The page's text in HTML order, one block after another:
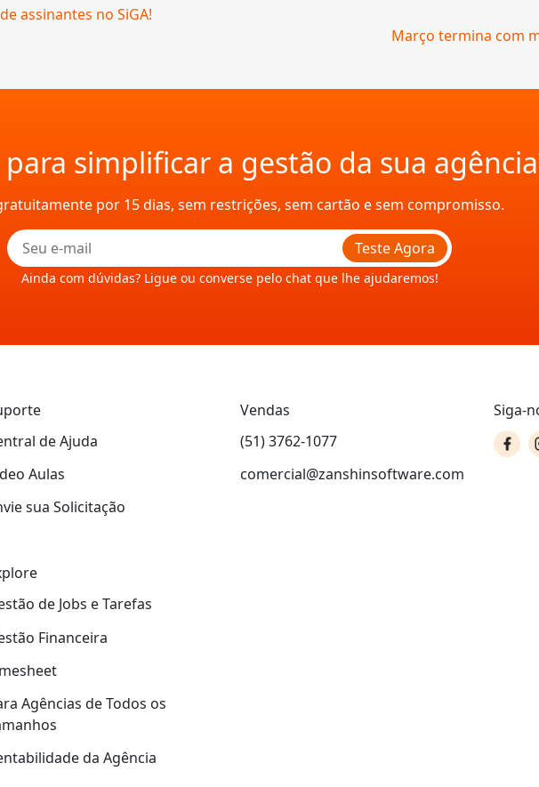
assinantes no SiGA!
Março termina com
simplificar a gestão da sua
por 15 dias, sem restrições, sem cartão e sem compromisso.
Teste Agora
Ainda com dúvidas? Ligue ou converse pelo chat que lhe ajudaremos!
de Ajuda
Aulas
sua Solicitação
de Jobs e Tarefas
Financeira
Agências de Todos os
da Agência
Vendas
(51) 3762-1077
comercial@zanshinsoftware.com
Siga-